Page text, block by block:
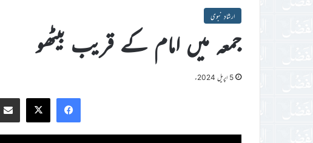
ارشادِ نبوی
جمعہ میں امام کے قریب بیٹھو
5 اپریل 2024ء
Facebook
X